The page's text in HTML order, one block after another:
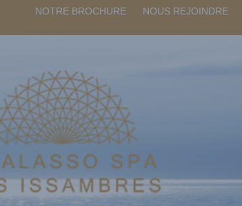
NOTRE BROCHURE NOUS REJOINDRE